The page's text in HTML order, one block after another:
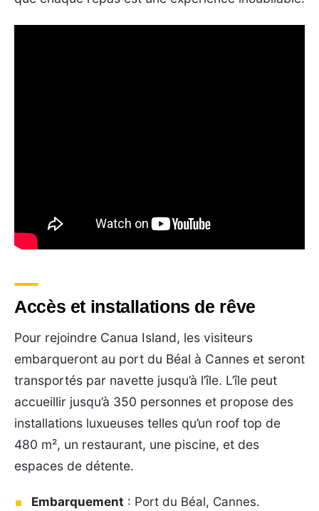
Accès et installations de rêve
Pour rejoindre Canua Island, les visiteurs
embarqueront au port du Béal à Cannes et seront
transportés par navette jusqu’à l’île. L’île peut
accueillir jusqu’à 350 personnes et propose des
installations luxueuses telles qu’un roof top de
480 m², un restaurant, une piscine, et des
espaces de détente.
Embarquement : Port du Béal, Cannes.